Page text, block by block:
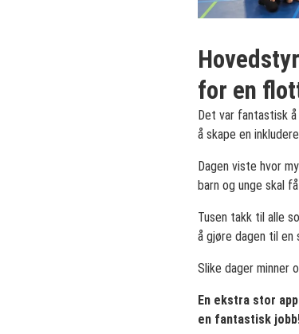
for en
Det var fantastisk å
å skape en
Dagen viste hvor
barn og unge skal
Tusen takk til alle
å gjøre dagen til en
Slike dager minner
En ekstra stor
en fantastisk